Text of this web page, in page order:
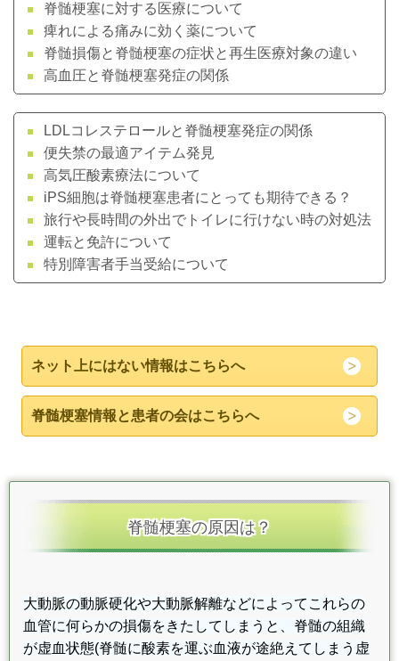
脊髄梗塞に対する医療について
痺れによる痛みに効く薬について
脊髄損傷と脊髄梗塞の症状と再生医療対象の違い
高血圧と脊髄梗塞発症の関係
LDLコレステロールと脊髄梗塞発症の関係
便失禁の最適アイテム発見
高気圧酸素療法について
iPS細胞は脊髄梗塞患者にとっても期待できる？
旅行や長時間の外出でトイレに行けない時の対処法
運転と免許について
特別障害者手当受給について
ネット上にはない情報はこちらへ
脊髄梗塞情報と患者の会はこちらへ
脊髄梗塞の原因は？
大動脈の動脈硬化や大動脈解離などによってこれらの
血管に何らかの損傷をきたしてしまうと、脊髄の組織
が虚血状態(脊髄に酸素を運ぶ血液が途絶えてしまう虚